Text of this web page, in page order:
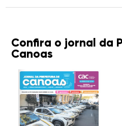
Confira o jornal da
Canoas